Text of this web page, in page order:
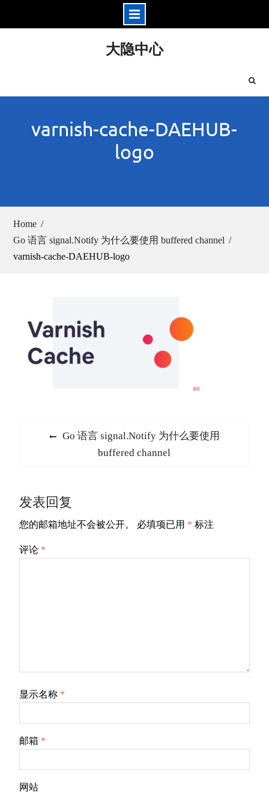
大隐中心
varnish-cache-DAEHUB-
logo
Home
Go 语言 signal.Notify 为什么要使用 buffered channel
varnish-cache-DAEHUB-logo
Previous
Go 语言 signal.Notify 为什么要使用
buffered channel
发表回复
您的邮箱地址不会被公开。 必填项已用 * 标注
评论 *
显示名称 *
邮箱 *
网站